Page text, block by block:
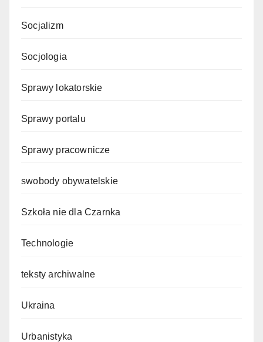
Socjalizm
Socjologia
Sprawy lokatorskie
Sprawy portalu
Sprawy pracownicze
swobody obywatelskie
Szkoła nie dla Czarnka
Technologie
teksty archiwalne
Ukraina
Urbanistyka